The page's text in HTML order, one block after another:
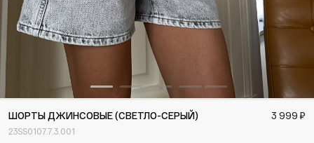
ШОРТЫ ДЖИНСОВЫЕ (СВЕТЛО-СЕРЫЙ)
23SS0107.7.3.001
3 999 ₽